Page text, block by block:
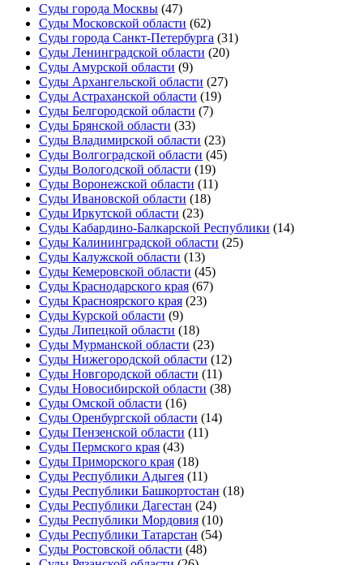
Суды города Москвы (47)
Суды Московской области (62)
Суды города Санкт-Петербурга (31)
Суды Ленинградской области (20)
Суды Амурской области (9)
Суды Архангельской области (27)
Суды Астраханской области (19)
Суды Белгородской области (7)
Суды Брянской области (33)
Суды Владимирской области (23)
Суды Волгоградской области (45)
Суды Вологодской области (19)
Суды Воронежской области (11)
Суды Ивановской области (18)
Суды Иркутской области (23)
Суды Кабардино-Балкарской Республики (14)
Суды Калининградской области (25)
Суды Калужской области (13)
Суды Кемеровской области (45)
Суды Краснодарского края (67)
Суды Красноярского края (23)
Суды Курской области (9)
Суды Липецкой области (18)
Суды Мурманской области (23)
Суды Нижегородской области (12)
Суды Новгородской области (11)
Суды Новосибирской области (38)
Суды Омской области (16)
Суды Оренбургской области (14)
Суды Пензенской области (11)
Суды Пермского края (43)
Суды Приморского края (18)
Суды Республики Адыгея (11)
Суды Республики Башкортостан (18)
Суды Республики Дагестан (24)
Суды Республики Мордовия (10)
Суды Республики Татарстан (54)
Суды Ростовской области (48)